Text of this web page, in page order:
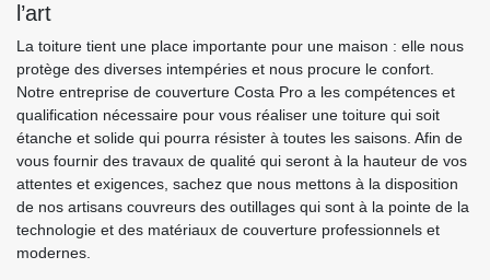
l’art
La toiture tient une place importante pour une maison : elle nous
protège des diverses intempéries et nous procure le confort.
Notre entreprise de couverture Costa Pro a les compétences et
qualification nécessaire pour vous réaliser une toiture qui soit
étanche et solide qui pourra résister à toutes les saisons. Afin de
vous fournir des travaux de qualité qui seront à la hauteur de vos
attentes et exigences, sachez que nous mettons à la disposition
de nos artisans couvreurs des outillages qui sont à la pointe de la
technologie et des matériaux de couverture professionnels et
modernes.